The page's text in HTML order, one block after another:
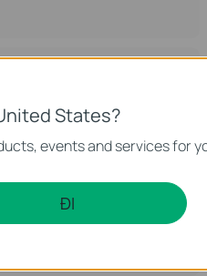
TL-SG1016
Bộ chia tín hiệu 16 cổng Gigabit
States?
events and services for
ĐI